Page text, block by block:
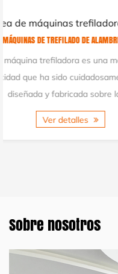
25/16DT
Este tipo de
para el
Sobre nosotros